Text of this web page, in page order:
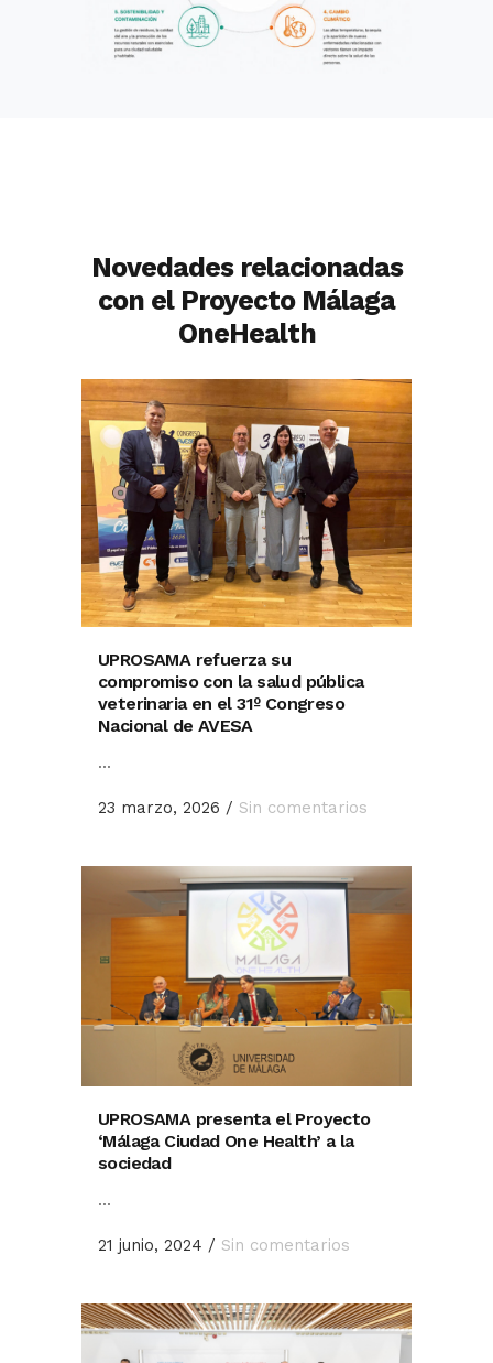
Novedades relacionadas
con el Proyecto Málaga
OneHealth
UPROSAMA refuerza su
compromiso con la salud pública
veterinaria en el 31º Congreso
Nacional de AVESA
...
23 marzo, 2026 / Sin comentarios
UPROSAMA presenta el Proyecto
‘Málaga Ciudad One Health’ a la
sociedad
...
21 junio, 2024 / Sin comentarios